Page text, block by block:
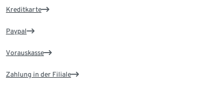
Kreditkarte
Paypal
Vorauskasse
Zahlung in der Filiale